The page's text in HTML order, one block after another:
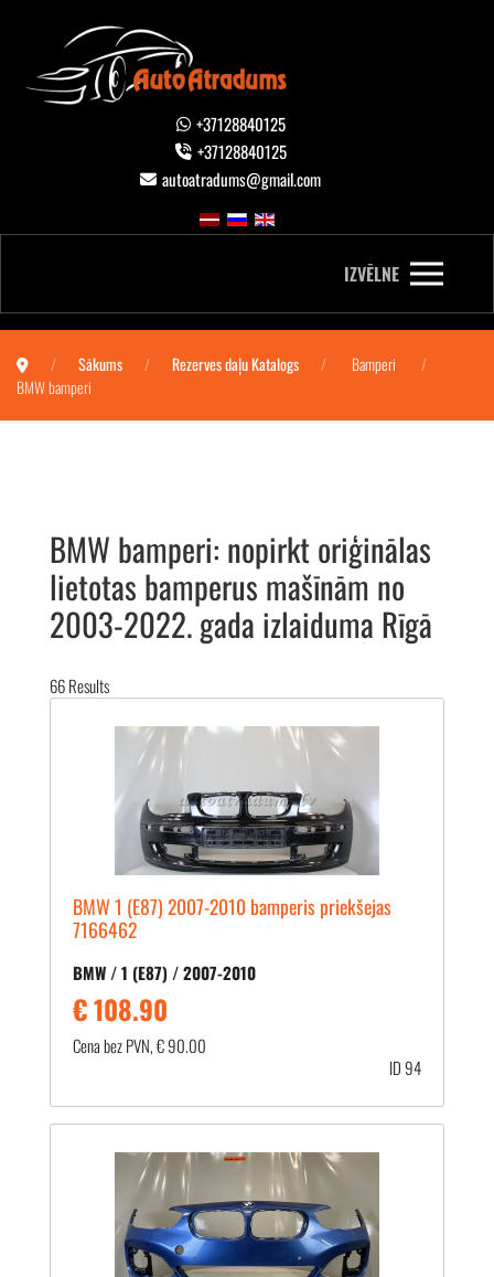
+37128840125
+37128840125
autoatradums@gmail.com
IZVĒLNE
Sākums Rezerves daļu Katalogs
Bamperi
BMW bamperi
BMW bamperi: nopirkt oriģinālas
lietotas bamperus mašīnām no
2003-2022. gada izlaiduma Rīgā
66Results
BMW 1 (E87) 2007-2010 bamperis priekšejas
7166462
BMW / 1 (E87) / 2007-2010
€ 108.90
Cena bez PVN, € 90.00
ID 94